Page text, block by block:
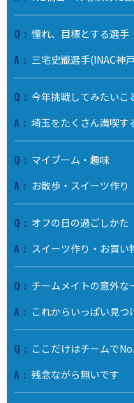
憧れ、目標とする選手
三宅史織選手(INAC神
今年挑戦してみたいこ
埼玉をたくさん満喫す
マイブーム・趣味
お散歩・スイーツ作り
オフの日の過ごしかた
スイーツ作り・お買い
チームメイトの意外な
これからいっぱい見つ
ここだけはチームで
残念ながら無いです